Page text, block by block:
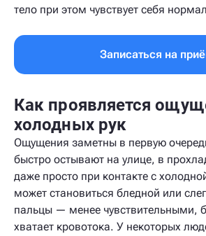
тело при этом чувствует себя
Записаться на
Как проявляется
холодных рук
Ощущения заметны в первую
быстро остывают на улице, в
даже просто при контакте с
может становиться бледной или
пальцы — менее чувствительными,
хватает кровотока. У некоторых